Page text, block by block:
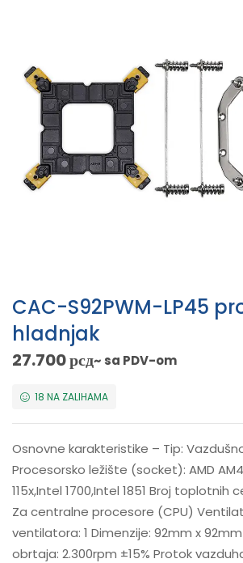
CAC-S92PWM-LP45
hladnjak
27.700рсд~ sa PDV-om
18 NA ZALIHAMA
Osnovne karakteristike – Tip:
Procesorsko ležište (socket): AMD
115x,Intel 1700,Intel 1851 Broj toplotnih
Za centralne procesore (CPU)
ventilatora: 1 Dimenzije: 92mm x
obrtaja: 2.300rpm ±15% Protok